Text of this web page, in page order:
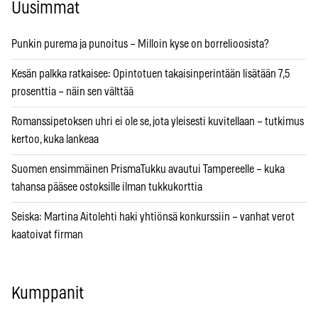
Uusimmat
Punkin purema ja punoitus – Milloin kyse on borrelioosista?
Kesän palkka ratkaisee: Opintotuen takaisinperintään lisätään 7,5
prosenttia – näin sen välttää
Romanssipetoksen uhri ei ole se, jota yleisesti kuvitellaan – tutkimus
kertoo, kuka lankeaa
Suomen ensimmäinen PrismaTukku avautui Tampereelle – kuka
tahansa pääsee ostoksille ilman tukkukorttia
Seiska: Martina Aitolehti haki yhtiönsä konkurssiin – vanhat verot
kaatoivat firman
Kumppanit